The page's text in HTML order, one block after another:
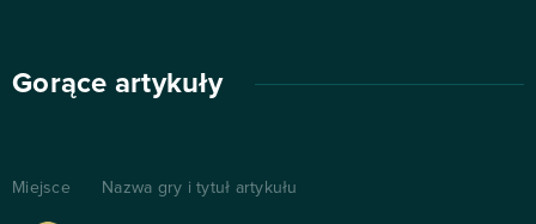
Gorące artykuły
Miejsce Nazwa gry i tytuł artykułu